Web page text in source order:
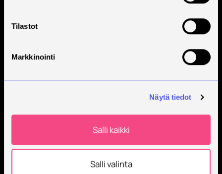
Tilastot
Markkinointi
Näytä tiedot
Salli kaikki
Salli valinta